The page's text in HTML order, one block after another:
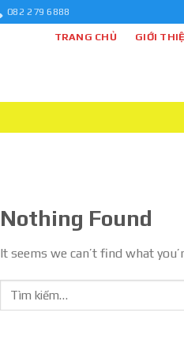
082 279 6888
TRANG CHỦ GIỚI
Nothing Found
It seems we can’t find what